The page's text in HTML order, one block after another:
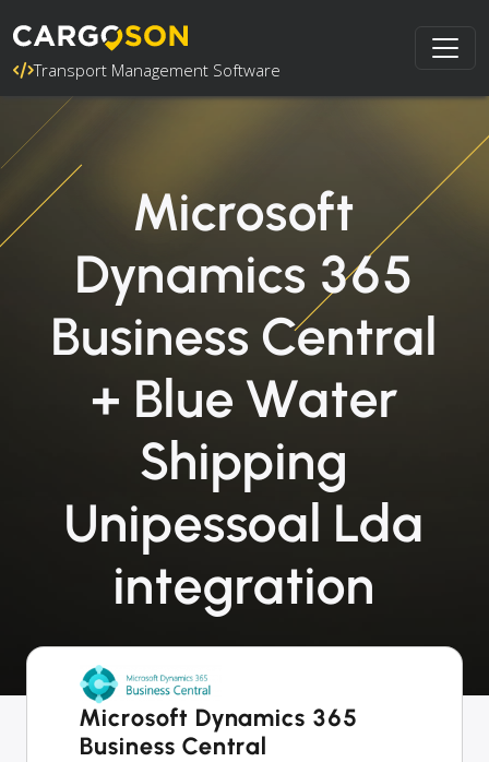
Transport Management Software
Microsoft
Dynamics 365
Business Central
+ Blue Water
Shipping
Unipessoal Lda
integration
Microsoft Dynamics 365
Business Central